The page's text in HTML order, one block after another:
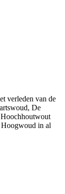
verleden van de
De
Hoogwoud in al